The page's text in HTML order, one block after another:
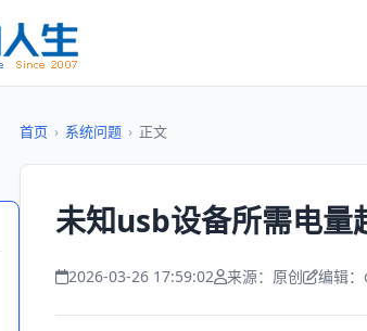
首页 › 系统问题 › 正文
未知usb设备所需电量
2026-03-26 17:59:02 来源：原创 编辑